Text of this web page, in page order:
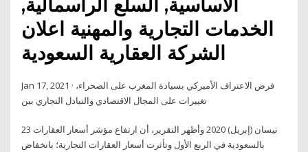
الخدمات التجارية والمهنية اعلان
الشركة العقارية السعودية
Jan 17, 2021 · فرض الاعتراف الأميركي بسيادة المغرب على الصحراء،
تغييرات على المجال الاقتصادي والتبادل التجاري بين
23 نيسان (إبريل) 2020 وأظهر التقرير، أن ارتفاع مؤشر أسعار العقارات
بالسعودية في الربع الأول وتأثرت أسعار العقارات التجارية؛ بانخفاض